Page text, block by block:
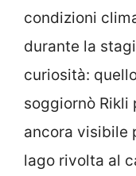
condizioni
durante la
curiosità:
soggiornò Rikli
ancora visibile
lago rivolta al